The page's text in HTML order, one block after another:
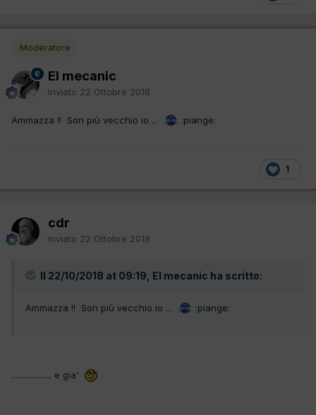
Moderatore
El mecanic
Inviato 22 Ottobre 2018
Ammazza !! Son più vecchio io ... :piange:
1
cdr
Inviato 22 Ottobre 2018
Il 22/10/2018 at 09:19, El mecanic ha scritto:
Ammazza !! Son più vecchio io ... :piange:
................... e gia'